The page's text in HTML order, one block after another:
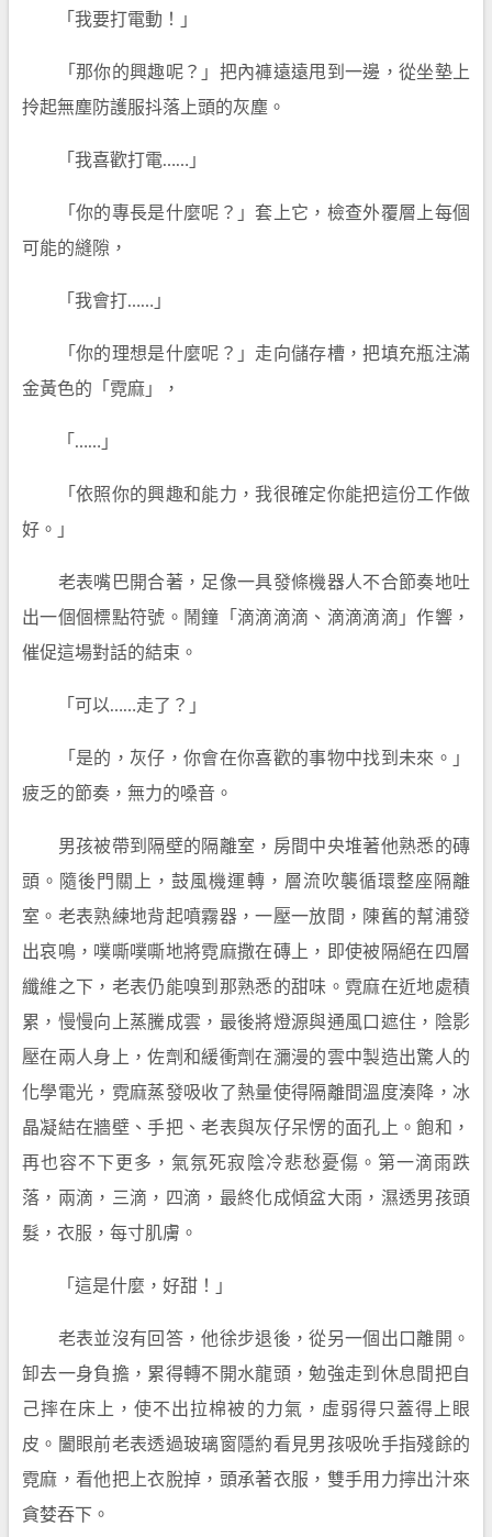
「我要打電動！」
「那你的興趣呢？」把內褲遠遠甩到一邊，從坐墊上
拎起無塵防護服抖落上頭的灰塵。
「我喜歡打電……」
「你的專長是什麼呢？」套上它，檢查外覆層上每個
可能的縫隙，
「我會打……」
「你的理想是什麼呢？」走向儲存槽，把填充瓶注滿
金黃色的「霓麻」，
「……」
「依照你的興趣和能力，我很確定你能把這份工作做
好。」
老表嘴巴開合著，足像一具發條機器人不合節奏地吐
出一個個標點符號。鬧鐘「滴滴滴滴、滴滴滴滴」作響，
催促這場對話的結束。
「可以……走了？」
「是的，灰仔，你會在你喜歡的事物中找到未來。」
疲乏的節奏，無力的嗓音。
男孩被帶到隔壁的隔離室，房間中央堆著他熟悉的磚
頭。隨後門關上，鼓風機運轉，層流吹襲循環整座隔離
室。老表熟練地背起噴霧器，一壓一放間，陳舊的幫浦發
出哀鳴，噗嘶噗嘶地將霓麻撒在磚上，即使被隔絕在四層
纖維之下，老表仍能嗅到那熟悉的甜味。霓麻在近地處積
累，慢慢向上蒸騰成雲，最後將燈源與通風口遮住，陰影
壓在兩人身上，佐劑和緩衝劑在瀰漫的雲中製造出驚人的
化學電光，霓麻蒸發吸收了熱量使得隔離間溫度湊降，冰
晶凝結在牆壁、手把、老表與灰仔呆愣的面孔上。飽和，
再也容不下更多，氣氛死寂陰冷悲愁憂傷。第一滴雨跌
落，兩滴，三滴，四滴，最終化成傾盆大雨，濕透男孩頭
髮，衣服，每寸肌膚。
「這是什麼，好甜！」
老表並沒有回答，他徐步退後，從另一個出口離開。
卸去一身負擔，累得轉不開水龍頭，勉強走到休息間把自
己摔在床上，使不出拉棉被的力氣，虛弱得只蓋得上眼
皮。闔眼前老表透過玻璃窗隱約看見男孩吸吮手指殘餘的
霓麻，看他把上衣脫掉，頭承著衣服，雙手用力擰出汁來
貪婪吞下。